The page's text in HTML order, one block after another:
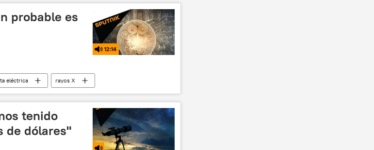
probable es
12:14
eléctrica rayos X
tenido
de dólares"